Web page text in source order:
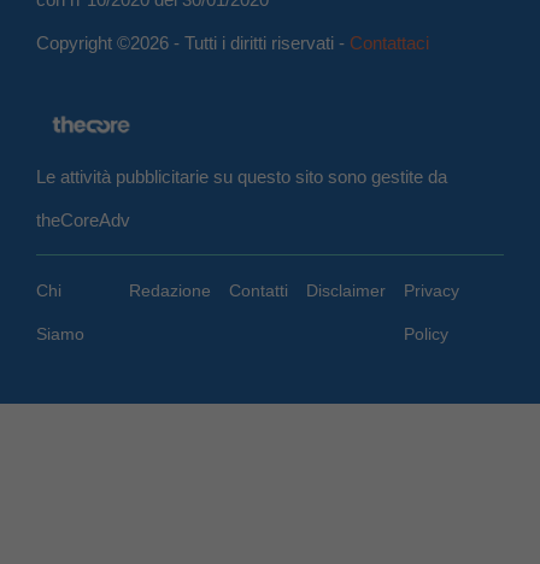
Copyright ©2026 - Tutti i diritti riservati - Contattaci
Le attività pubblicitarie su questo sito sono gestite da
theCoreAdv
Chi
Siamo
Redazione Contatti Disclaimer Privacy
Policy